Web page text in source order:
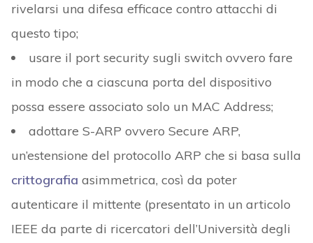
rivelarsi una difesa efficace contro attacchi di
questo tipo;
usare il port security sugli switch ovvero fare
in modo che a ciascuna porta del dispositivo
possa essere associato solo un MAC Address;
adottare S-ARP ovvero Secure ARP,
un’estensione del protocollo ARP che si basa sulla
crittografia asimmetrica, così da poter
autenticare il mittente (presentato in un articolo
IEEE da parte di ricercatori dell’Università degli